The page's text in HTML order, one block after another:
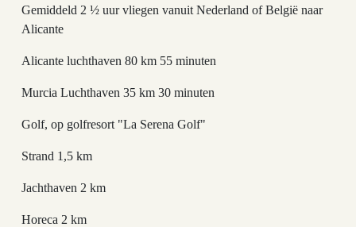
Gemiddeld 2 ½ uur vliegen vanuit Nederland of België naar
Alicante
Alicante luchthaven 80 km 55 minuten
Murcia Luchthaven 35 km 30 minuten
Golf, op golfresort "La Serena Golf"
Strand 1,5 km
Jachthaven 2 km
Horeca 2 km